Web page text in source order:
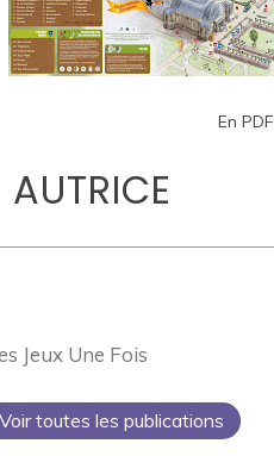
En PDF
Jeux Une Fois
Voir toutes les publications